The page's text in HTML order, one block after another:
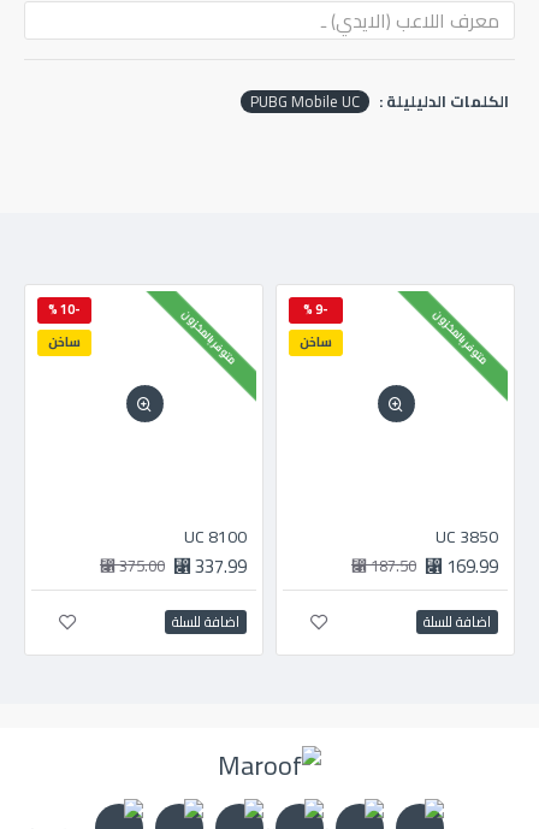
الكلمات الدليليلة : PUBG Mobile UC
متوفر بالمخزون ساخن
-9 %
3850 UC
169.99 ⃁
187.50 ⃁
اضافة للسلة
متوفر بالمخزون ساخن
-10 %
8100 UC
337.99 ⃁
375.00 ⃁
اضافة للسلة